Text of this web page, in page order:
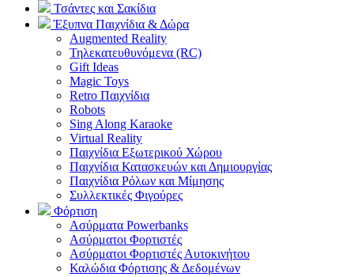
Τσάντες και Σακίδια
Έξυπνα Παιχνίδια & Δώρα
Augmented Reality
Τηλεκατευθυνόμενα (RC)
Gift Ideas
Magic Toys
Retro Παιχνίδια
Robots
Sing Along Karaoke
Virtual Reality
Παιχνίδια Εξωτερικού Χώρου
Παιχνίδια Κατασκευών και Δημιουργίας
Παιχνίδια Ρόλων και Μίμησης
Συλλεκτικές Φιγούρες
Φόρτιση
Ασύρματα Powerbanks
Aσύρματοι Φορτιστές
Ασύρματοι Φορτιστές Αυτοκινήτου
Καλώδια Φόρτισης & Δεδομένων